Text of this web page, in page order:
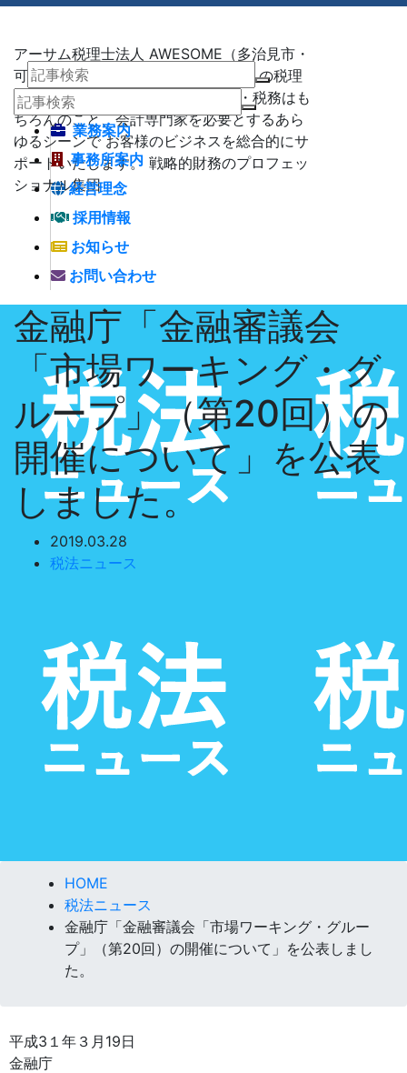
アーサム税理士法人 AWESOME（多治見市・
可児市・瑞浪市・土岐市） -地域No1 の税理
士法人 アーサム税理士法人 – 会計・税務はも
ちろんのこと、会計専門家を必要とするあら
ゆるシーンで お客様のビジネスを総合的にサ
ポートいたします。 戦略的財務のプロフェッ
ショナル集団
業務案内
事務所案内
経営理念
採用情報
お知らせ
お問い合わせ
金融庁「金融審議会
「市場ワーキング・グ
ループ」（第20回）の
開催について」を公表
しました。
2019.03.28
税法ニュース
HOME
税法ニュース
金融庁「金融審議会「市場ワーキング・グルー
プ」（第20回）の開催について」を公表しまし
た。
平成3１年３月19日
金融庁